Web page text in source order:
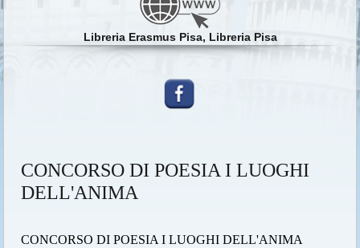
Libreria Erasmus Pisa, Libreria Pisa
CONCORSO DI POESIA I LUOGHI
DELL'ANIMA
CONCORSO DI POESIA I LUOGHI DELL'ANIMA